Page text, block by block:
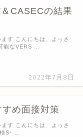
CASECの結果
2022年7月8日
す こんにちは、よっさ
能なVERS …
め面接対策
す こんにちは、よっさ
S- …